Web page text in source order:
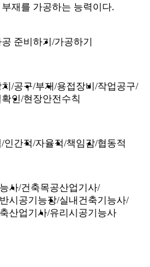
재를 가공하는 능력이다.
준비하기 가공하기
공구 부재 용접장비
작업공구
인 현장안전수칙
인간적 자율적 책임감 협동적
사 건축목공산업기사
시공기능장 실내건축기능사
산업기사 유리시공기능사